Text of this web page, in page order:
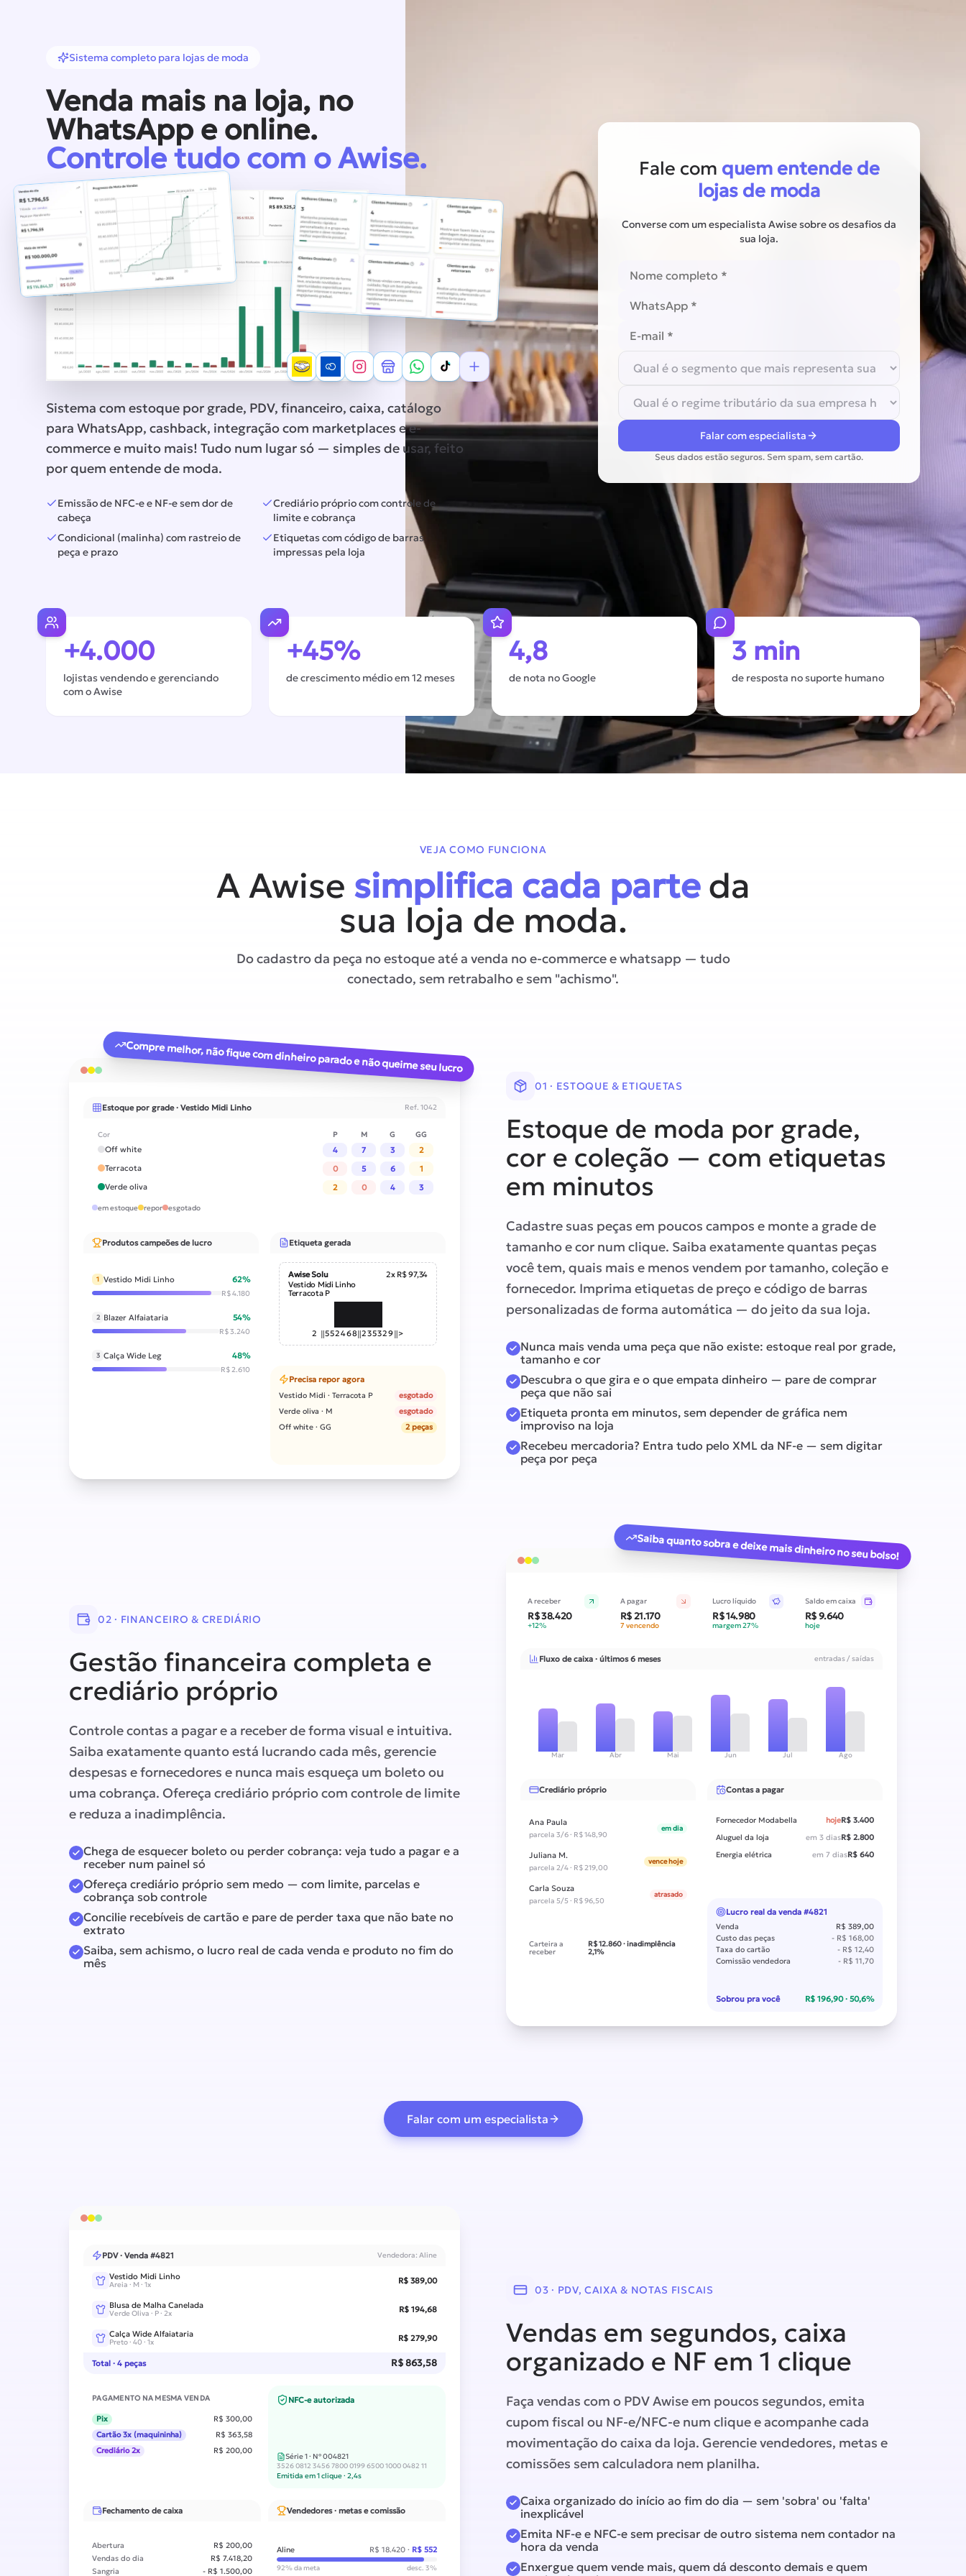
Sistema completo para lojas de moda
Venda mais na loja, no
WhatsApp e online.
Controle tudo com o Awise.
Sistema com estoque por grade, PDV, financeiro, caixa, catálogo
para WhatsApp, cashback, integração com marketplaces e e-
commerce e muito mais! Tudo num lugar só — simples de usar, feito
por quem entende de moda.
Emissão de NFC-e e NF-e sem dor de
cabeça
Crediário próprio com controle de
limite e cobrança
Condicional (malinha) com rastreio de
peça e prazo
Etiquetas com código de barras
impressas pela loja
Fale com quem entende de
lojas de moda
Converse com um especialista Awise sobre os desafios da
sua loja.
Falar com especialista
Seus dados estão seguros. Sem spam, sem cartão.
+4.000
lojistas vendendo e gerenciando
com o Awise
+45%
de crescimento médio em 12 meses
4,8
de nota no Google
3 min
de resposta no suporte humano
VEJA COMO FUNCIONA
A Awise simplifica cada parte da
sua loja de moda.
Do cadastro da peça no estoque até a venda no e-commerce e whatsapp — tudo
conectado, sem retrabalho e sem "achismo".
01 · ESTOQUE & ETIQUETAS
Estoque de moda por grade,
cor e coleção — com etiquetas
em minutos
Cadastre suas peças em poucos campos e monte a grade de
tamanho e cor num clique. Saiba exatamente quantas peças
você tem, quais mais e menos vendem por tamanho, coleção e
fornecedor. Imprima etiquetas de preço e código de barras
personalizadas de forma automática — do jeito da sua loja.
Nunca mais venda uma peça que não existe: estoque real por grade,
tamanho e cor
Descubra o que gira e o que empata dinheiro — pare de comprar
peça que não sai
Etiqueta pronta em minutos, sem depender de gráfica nem
improviso na loja
Recebeu mercadoria? Entra tudo pelo XML da NF-e — sem digitar
peça por peça
Estoque por grade · Vestido Midi Linho Ref. 1042
Cor P M G GG
Off white 4 7 3
2
Terracota
0 5 6
1
Verde oliva
2 0 4 3
em estoque repor esgotado
Produtos campeões de lucro
1 Vestido Midi Linho 62%
R$ 4.180
2 Blazer Alfaiataria 54%
R$ 3.240
3 Calça Wide Leg 48%
R$ 2.610
Etiqueta gerada
Awise Solu
2x R$ 97,34
Vestido Midi Linho
Terracota P
2 ‖552468‖235329‖>
Precisa repor agora
Vestido Midi · Terracota P
esgotado
Verde oliva · M
esgotado
Off white · GG
2 peças
Compre melhor, não fique com dinheiro parado e não queime seu lucro
02 · FINANCEIRO & CREDIÁRIO
Gestão financeira completa e
crediário próprio
Controle contas a pagar e a receber de forma visual e intuitiva.
Saiba exatamente quanto está lucrando cada mês, gerencie
despesas e fornecedores e nunca mais esqueça um boleto ou
uma cobrança. Ofereça crediário próprio com controle de limite
e reduza a inadimplência.
Chega de esquecer boleto ou perder cobrança: veja tudo a pagar e a
receber num painel só
Ofereça crediário próprio sem medo — com limite, parcelas e
cobrança sob controle
Concilie recebíveis de cartão e pare de perder taxa que não bate no
extrato
Saiba, sem achismo, o lucro real de cada venda e produto no fim do
mês
A receber
R$ 38.420
+12%
A pagar
R$ 21.170
7 vencendo
Lucro líquido
R$ 14.980
margem 27%
Saldo em caixa
R$ 9.640
hoje
Fluxo de caixa · últimos 6 meses entradas / saídas
Mar Abr Mai Jun Jul Ago
Crediário próprio
Ana Paula
parcela 3/6· R$ 148,90
em dia
Juliana M.
parcela 2/4· R$ 219,00
vence hoje
Carla Souza
parcela 5/5 · R$ 96,50
atrasado
Carteira a
receber
R$ 12.860 · inadimplência
2,1%
Contas a pagar
Fornecedor Modabella hojeR$ 3.400
Aluguel da loja
em 3 diasR$ 2.800
Energia elétrica
em 7 diasR$ 640
Lucro real da venda #4821
Venda
R$ 389,00
Custo das peças
- R$ 168,00
Taxa do cartão
- R$ 12,40
Comissão vendedora
- R$ 11,70
Sobrou pra você R$ 196,90 · 50,6%
Saiba quanto sobra e deixe mais dinheiro no seu bolso!
Falar com um especialista
03 · PDV, CAIXA & NOTAS FISCAIS
Vendas em segundos, caixa
organizado e NF em 1 clique
Faça vendas com o PDV Awise em poucos segundos, emita
cupom fiscal ou NF-e/NFC-e num clique e acompanhe cada
movimentação do caixa da loja. Gerencie vendedores, metas e
comissões sem calculadora nem planilha.
Caixa organizado do início ao fim do dia — sem 'sobra' ou 'falta'
inexplicável
Emita NF-e e NFC-e sem precisar de outro sistema nem contador na
hora da venda
Enxergue quem vende mais, quem dá desconto demais e quem
PDV · Venda #4821 Vendedora: Aline
Vestido Midi Linho
Areia · M · 1x R$ 389,00
Blusa de Malha Canelada
Verde Oliva · P· 2x R$ 194,68
Calça Wide Alfaiataria
Preto · 40 · 1x R$ 279,90
Total · 4 peças R$ 863,58
PAGAMENTO NA MESMA VENDA
Pix
R$ 300,00
Cartão 3x (maquininha)
R$ 363,58
Crediário 2x
R$ 200,00
NFC-e autorizada
Série 1 · Nº 004821
3526 0812 3456 7800 0199 6500 1000 0482 11
Emitida em 1 clique · 2,4s
Fechamento de caixa
Abertura
R$ 200,00
Vendas do dia
R$ 7.418,20
Sangria
- R$ 1.500,00
Vendedores · metas e comissão
Aline R$ 18.420 · R$ 552
92% da meta desc. 3%